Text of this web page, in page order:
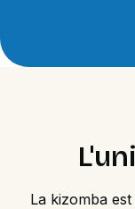
La kizomba est